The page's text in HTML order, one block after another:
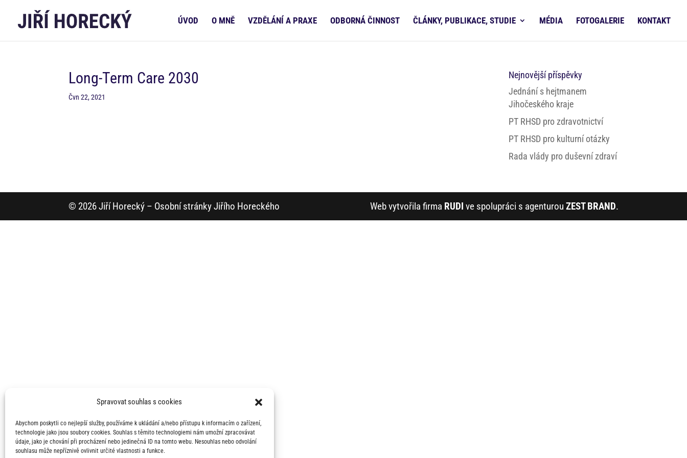
Spravovat souhlas s cookies
Abychom poskytli co nejlepší služby, používáme k ukládání a/nebo přístupu k informacím o zařízení,
technologie jako jsou soubory cookies. Souhlas s těmito technologiemi nám umožní zpracovávat
údaje, jako je chování při procházení nebo jedinečná ID na tomto webu. Nesouhlas nebo odvolání
souhlasu může nepříznivě ovlivnit určité vlastnosti a funkce.
ÚVOD O MNĚ VZDĚLÁNÍ A PRAXE ODBORNÁ ČINNOST ČLÁNKY, PUBLIKACE, STUDIE MÉDIA FOTOGALERIE KONTAKT
Long-Term Care 2030
Čvn 22, 2021
Nejnovější příspěvky
Jednání s hejtmanem
Jihočeského kraje
PT RHSD pro zdravotnictví
PT RHSD pro kulturní otázky
Rada vlády pro duševní zdraví
© 2026 Jiří Horecký – Osobní stránky Jiřího Horeckého Web vytvořila firma RUDI ve spolupráci s agenturou ZEST BRAND.